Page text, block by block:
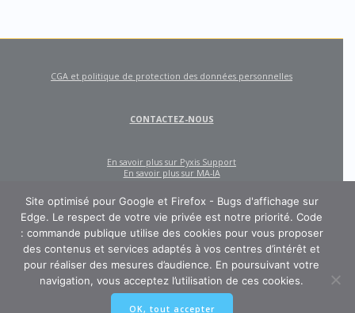
CODE : COMMANDE PUBLIQUE
Un site créé et édité par Pyxis Support, cabinet de conseil en achats et
CGA et politique de protection des données personnelles
CONTACTEZ-NOUS
En savoir plus sur Pyxis Support
En savoir plus sur MA-IA
Site optimisé pour Google et Firefox - Bugs d'affichage sur
Edge. Le respect de votre vie privée est notre priorité. Code
: commande publique utilise des cookies pour vous proposer
des contenus et services adaptés à vos centres d’intérêt et
pour réaliser des mesures d’audience. En poursuivant votre
navigation, vous acceptez l’utilisation de ces cookies.
OK, tout accepter